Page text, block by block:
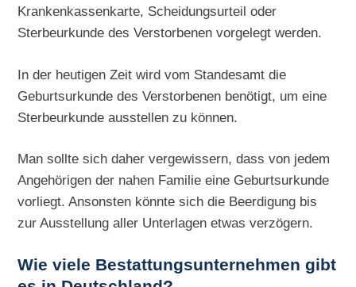
Krankenkassenkarte, Scheidungsurteil oder
Sterbeurkunde des Verstorbenen vorgelegt werden.
In der heutigen Zeit wird vom Standesamt die
Geburtsurkunde des Verstorbenen benötigt, um eine
Sterbeurkunde ausstellen zu können.
Man sollte sich daher vergewissern, dass von jedem
Angehörigen der nahen Familie eine Geburtsurkunde
vorliegt. Ansonsten könnte sich die Beerdigung bis
zur Ausstellung aller Unterlagen etwas verzögern.
Wie viele Bestattungsunternehmen gibt